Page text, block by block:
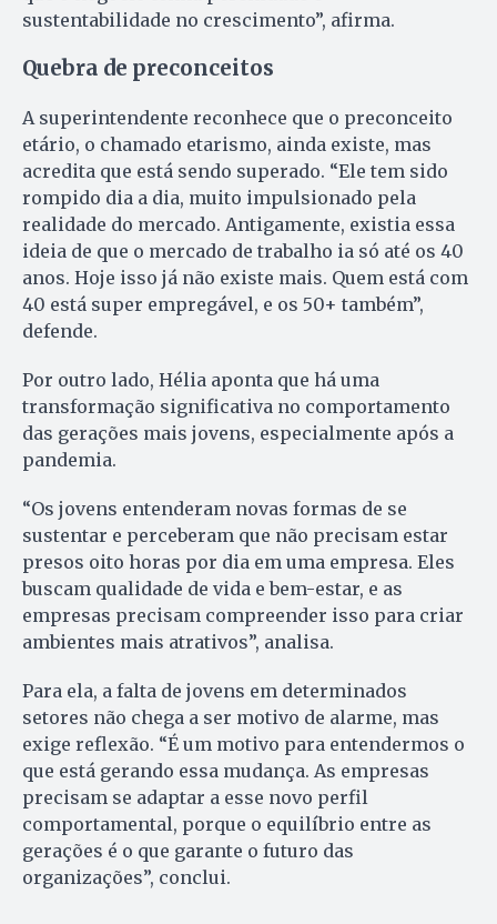
sustentabilidade no crescimento”, afirma.
Quebra de preconceitos
A superintendente reconhece que o preconceito
etário, o chamado etarismo, ainda existe, mas
acredita que está sendo superado. “Ele tem sido
rompido dia a dia, muito impulsionado pela
realidade do mercado. Antigamente, existia essa
ideia de que o mercado de trabalho ia só até os 40
anos. Hoje isso já não existe mais. Quem está com
40 está super empregável, e os 50+ também”,
defende.
Por outro lado, Hélia aponta que há uma
transformação significativa no comportamento
das gerações mais jovens, especialmente após a
pandemia.
“Os jovens entenderam novas formas de se
sustentar e perceberam que não precisam estar
presos oito horas por dia em uma empresa. Eles
buscam qualidade de vida e bem-estar, e as
empresas precisam compreender isso para criar
ambientes mais atrativos”, analisa.
Para ela, a falta de jovens em determinados
setores não chega a ser motivo de alarme, mas
exige reflexão. “É um motivo para entendermos o
que está gerando essa mudança. As empresas
precisam se adaptar a esse novo perfil
comportamental, porque o equilíbrio entre as
gerações é o que garante o futuro das
organizações”, conclui.